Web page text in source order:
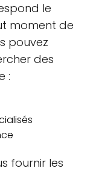
le
moment de
pouvez
des
:
fournir les